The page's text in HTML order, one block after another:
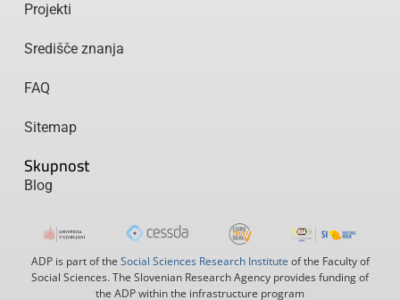
Projekti
Središče znanja
FAQ
Sitemap
Skupnost
Blog
ADP is part of the Social Sciences Research Institute of the Faculty of
Social Sciences. The Slovenian Research Agency provides funding of
the ADP within the infrastructure program